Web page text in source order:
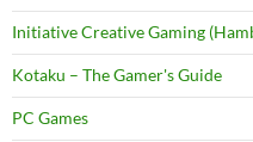
Initiative Creative Gaming
Kotaku – The Gamer's Guide
PC Games